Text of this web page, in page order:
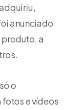
anunciado
a
o
e vídeos